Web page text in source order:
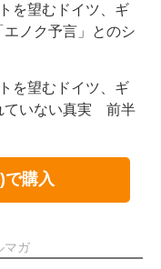
を望むドイツ、ギ
ノク予言」とのシ
を望むドイツ、ギ
ていない真実 前半
で購入
マガ